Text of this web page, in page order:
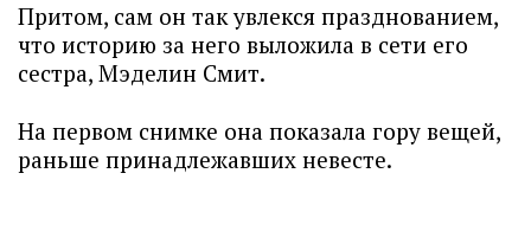
Притом, сам он так увлекся празднованием,
что историю за него выложила в сети его
сестра, Мэделин Смит.
На первом снимке она показала гору вещей,
раньше принадлежавших невесте.